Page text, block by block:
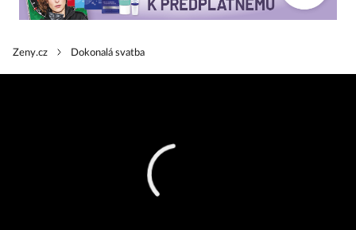
Zeny.cz Dokonalá svatba